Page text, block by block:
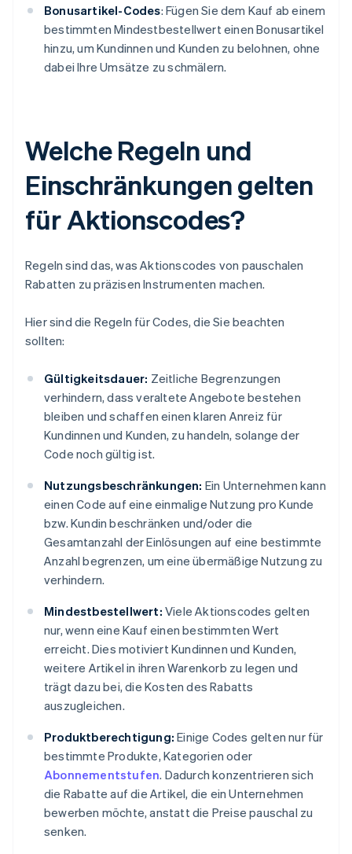
Bonusartikel-Codes: Fügen Sie dem Kauf ab einem
bestimmten Mindestbestellwert einen Bonusartikel
hinzu, um Kundinnen und Kunden zu belohnen, ohne
dabei Ihre Umsätze zu schmälern.
Welche Regeln und
Einschränkungen gelten
für Aktionscodes?
Regeln sind das, was Aktionscodes von pauschalen
Rabatten zu präzisen Instrumenten machen.
Hier sind die Regeln für Codes, die Sie beachten
sollten:
Gültigkeitsdauer: Zeitliche Begrenzungen
verhindern, dass veraltete Angebote bestehen
bleiben und schaffen einen klaren Anreiz für
Kundinnen und Kunden, zu handeln, solange der
Code noch gültig ist.
Nutzungsbeschränkungen: Ein Unternehmen kann
einen Code auf eine einmalige Nutzung pro Kunde
bzw. Kundin beschränken und/oder die
Gesamtanzahl der Einlösungen auf eine bestimmte
Anzahl begrenzen, um eine übermäßige Nutzung zu
verhindern.
Mindestbestellwert: Viele Aktionscodes gelten
nur, wenn eine Kauf einen bestimmten Wert
erreicht. Dies motiviert Kundinnen und Kunden,
weitere Artikel in ihren Warenkorb zu legen und
trägt dazu bei, die Kosten des Rabatts
auszugleichen.
Produktberechtigung: Einige Codes gelten nur für
bestimmte Produkte, Kategorien oder
Abonnementstufen. Dadurch konzentrieren sich
die Rabatte auf die Artikel, die ein Unternehmen
bewerben möchte, anstatt die Preise pauschal zu
senken.